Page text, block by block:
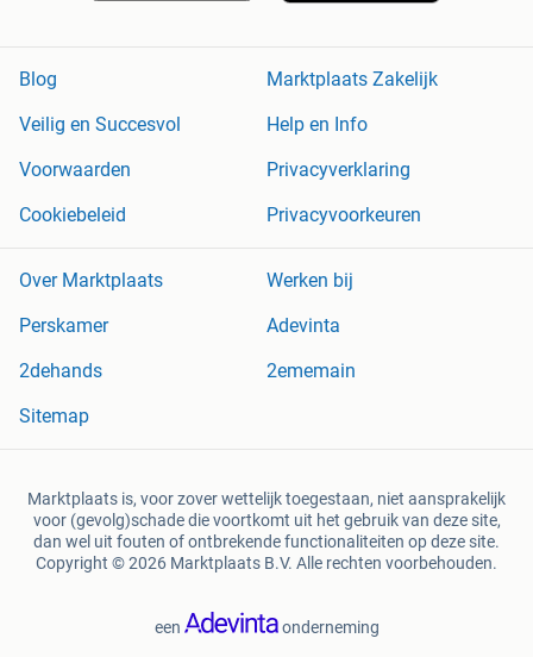
Blog
Marktplaats Zakelijk
Veilig en Succesvol
Help en Info
Voorwaarden
Privacyverklaring
Cookiebeleid
Privacyvoorkeuren
Over Marktplaats
Werken bij
Perskamer
Adevinta
2dehands
2ememain
Sitemap
Marktplaats is, voor zover wettelijk toegestaan, niet aansprakelijk
voor (gevolg)schade die voortkomt uit het gebruik van deze site,
dan wel uit fouten of ontbrekende functionaliteiten op deze site.
Copyright © 2026 Marktplaats B.V. Alle rechten voorbehouden.
een onderneming